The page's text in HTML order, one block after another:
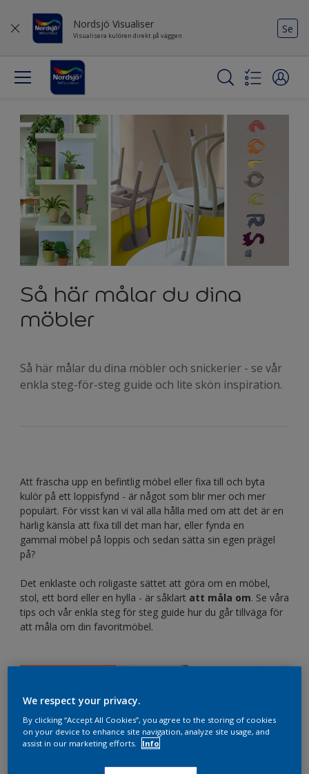
Nordsjö Visualiser
Visualisera kulören direkt på väggen
Se
Så här målar du dina
möbler
Så här målar du dina möbler och snickerier - se vår
enkla steg-för-steg guide och lite skön inspiration.
Att fräscha upp en befintlig möbel eller fixa till och byta
kulör på ett loppisfynd - är något som blir mer och mer
populärt. För visst kan vi väl alla hålla med om att det är en
härlig känsla att fixa till det man har, eller fynda en
gammal möbel på loppis och sedan sätta sin egen prägel
på?
Det enklaste och roligaste sättet att göra om en möbel,
stol, ett bord eller en hylla - är såklart att måla om. Se våra
tips och vår enkla steg för steg guide hur du går tillväga för
att måla om din favoritmöbel.
We respect your privacy.
By clicking “Accept All Cookies”, you agree to the storing of cookies
on your device to enhance site navigation, analyze site usage, and
assist in our marketing efforts.
Info